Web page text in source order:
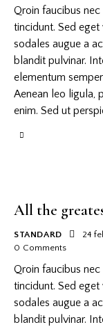
Qroin faucibus
tincidunt. Sed eget
sodales augue a
blandit pulvinar.
elementum
Aenean leo ligula,
enim. Sed ut
All the
STANDARD 24
0 Comments
Qroin faucibus
tincidunt. Sed eget
sodales augue a
blandit pulvinar.